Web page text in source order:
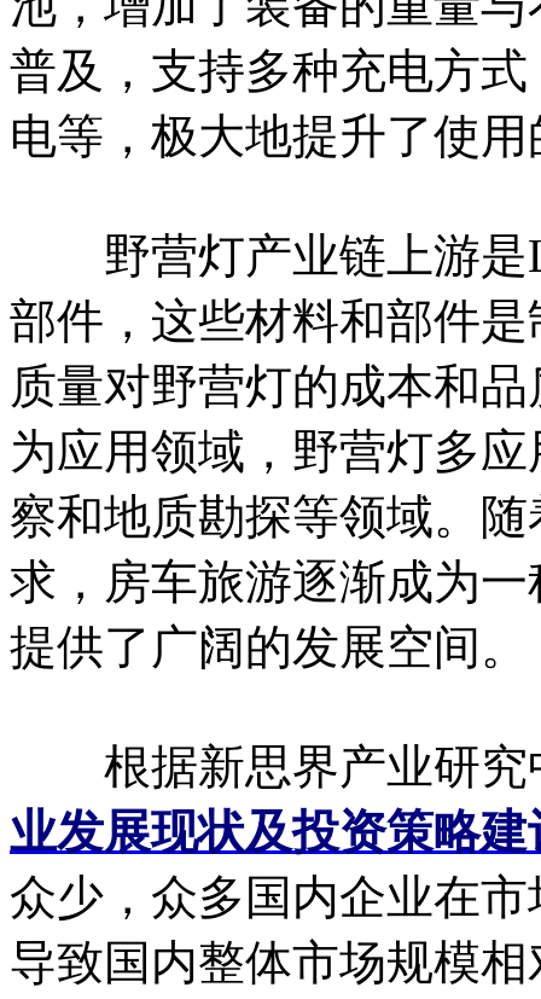
普及，支持多种充电方
电等，极大地提升了使
野营灯产业链上游是
部件，这些材料和部件
质量对野营灯的成本和
为应用领域，野营灯多
察和地质勘探等领域。
求，房车旅游逐渐成为
提供了广阔的发展空间。
根据新思界产业研究
业发展现状及投资策略
众少，众多国内企业在
导致国内整体市场规模